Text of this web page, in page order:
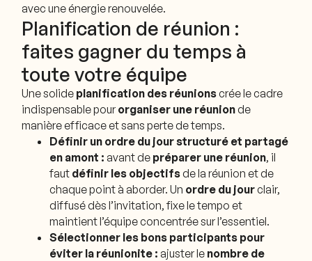
avec une énergie renouvelée.
Planification de réunion :
faites gagner du temps à
toute votre équipe
Une solide planification des réunionscrée le cadre
indispensable pour organiser une réunionde
manière efficace et sans perte de temps.
Définir un ordre du jour structuré et partagé
en amont : avant de préparer une réunion, il
faut définir les objectifsde la réunion et de
chaque point à aborder. Un ordre du jourclair,
diffusé dès l’invitation, fixe le tempo et
maintient l’équipe concentrée sur l’essentiel.
Sélectionner les bons participants pour
éviter la réunionite : ajuster le nombre de